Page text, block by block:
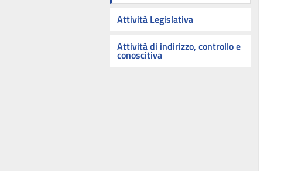
Attività Legislativa
Attività di indirizzo, controllo e
conoscitiva